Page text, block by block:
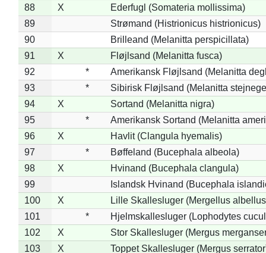
88
X
Ederfugl (Somateria mollissima)
89
Strømand (Histrionicus histrionicus)
90
Brilleand (Melanitta perspicillata)
91
X
Fløjlsand (Melanitta fusca)
92
*
Amerikansk Fløjlsand (Melanitta
93
*
Sibirisk Fløjlsand (Melanitta
94
X
Sortand (Melanitta nigra)
95
*
Amerikansk Sortand (Melanitta
96
X
Havlit (Clangula hyemalis)
97
*
Bøffeland (Bucephala albeola)
98
X
Hvinand (Bucephala clangula)
99
Islandsk Hvinand (Bucephala
100
X
Lille Skallesluger (Mergellus
101
*
Hjelmskallesluger (Lophodytes
102
X
Stor Skallesluger (Mergus
103
X Toppet Skallesluger (Mergus